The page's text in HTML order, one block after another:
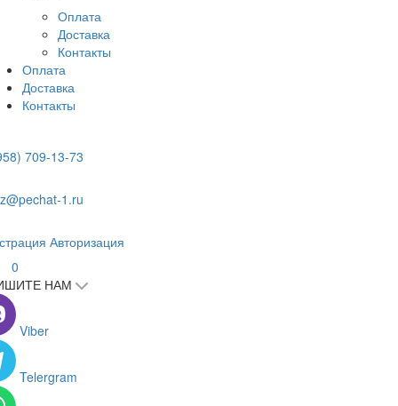
Оплата
Доставка
Контакты
Оплата
Доставка
Контакты
709-13-73
1.ru
Авторизация
0
НАМ
Viber
Telergram